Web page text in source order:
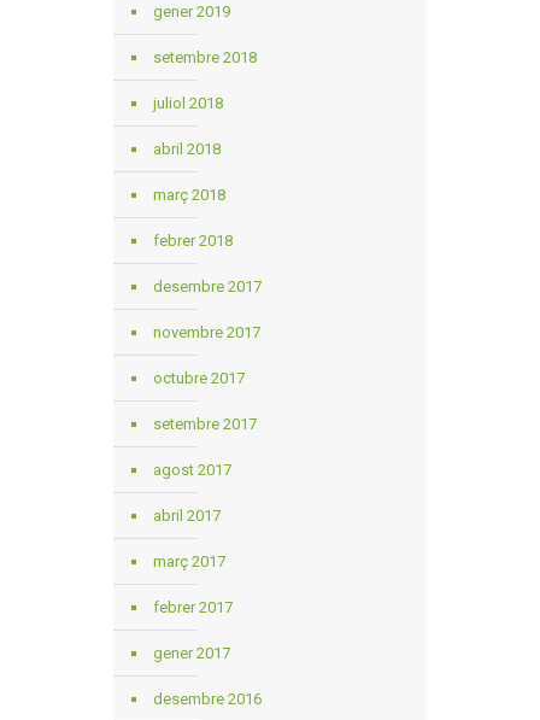
gener 2019
setembre 2018
juliol 2018
abril 2018
març 2018
febrer 2018
desembre 2017
novembre 2017
octubre 2017
setembre 2017
agost 2017
abril 2017
març 2017
febrer 2017
gener 2017
desembre 2016